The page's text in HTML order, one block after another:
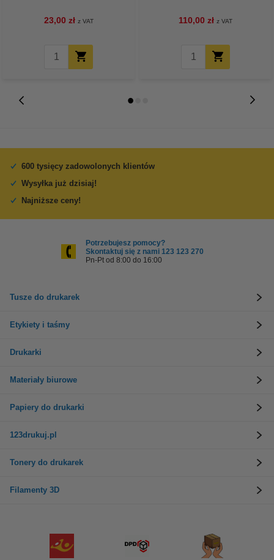
23,00 zł z VAT 110,00 zł z VAT
600 tysięcy zadowolonych klientów
Wysyłka już dzisiaj!
Najniższe ceny!
Potrzebujesz pomocy?
Skontaktuj się z nami 123 123 270
Pn-Pt od 8:00 do 16:00
Tusze do drukarek
Etykiety i taśmy
Drukarki
Materiały biurowe
Papiery do drukarki
123drukuj.pl
Tonery do drukarek
Filamenty 3D